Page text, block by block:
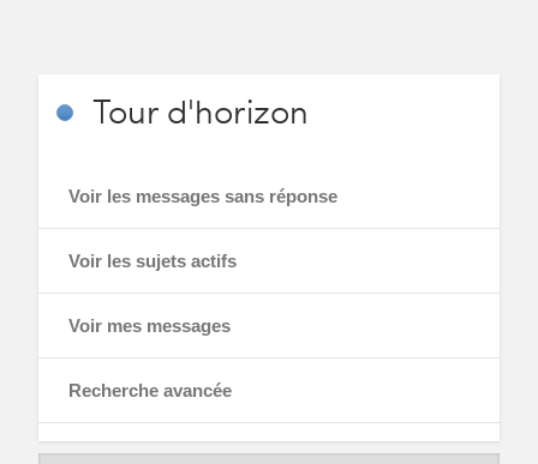
Tourd'horizon
Voir les messages sans réponse
Voir les sujets actifs
Voir mes messages
Recherche avancée